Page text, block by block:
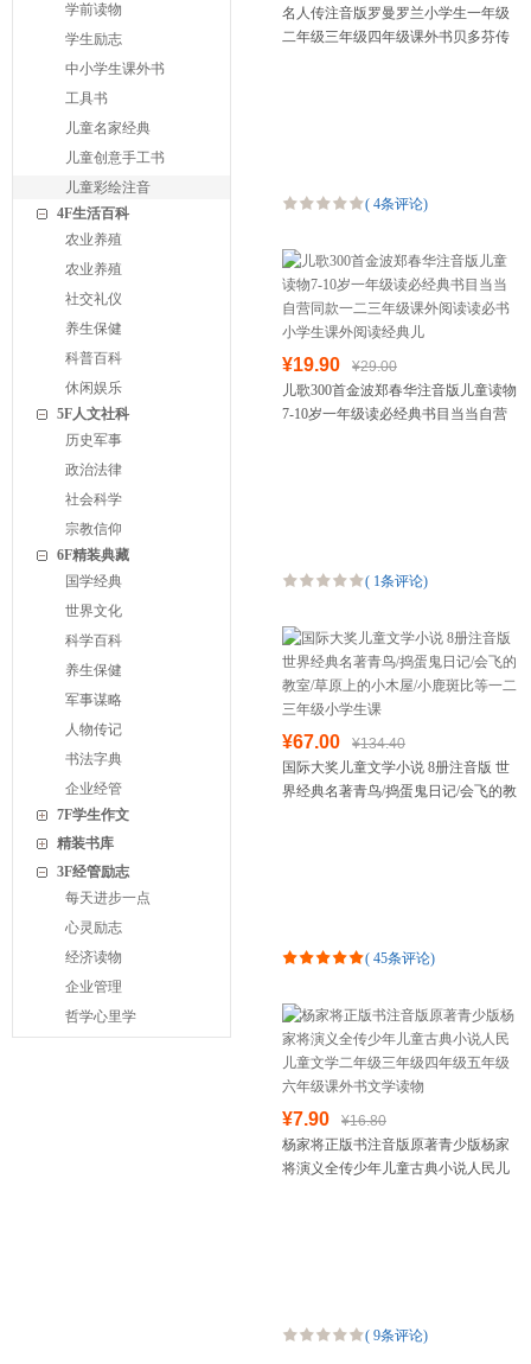
学前读物
学生励志
中小学生课外书
工具书
儿童名家经典
儿童创意手工书
儿童彩绘注音
4F生活百科
农业养殖
农业养殖
社交礼仪
养生保健
科普百科
休闲娱乐
5F人文社科
历史军事
政治法律
社会科学
宗教信仰
6F精装典藏
国学经典
世界文化
科学百科
养生保健
军事谋略
人物传记
书法字典
企业经管
7F学生作文
精装书库
3F经管励志
每天进步一点
心灵励志
经济读物
企业管理
哲学心里学
名人传注音版罗曼罗兰小学生一年级
二年级三年级四年级课外书贝多芬传
( 4条评论)
¥19.90
¥29.00
儿歌300首金波郑春华注音版儿童读物
7-10岁一年级读必经典书目当当自营
( 1条评论)
¥67.00
¥134.40
国际大奖儿童文学小说 8册注音版 世
界经典名著青鸟/捣蛋鬼日记/会飞的教
( 45条评论)
¥7.90
¥16.80
杨家将正版书注音版原著青少版杨家
将演义全传少年儿童古典小说人民儿
( 9条评论)